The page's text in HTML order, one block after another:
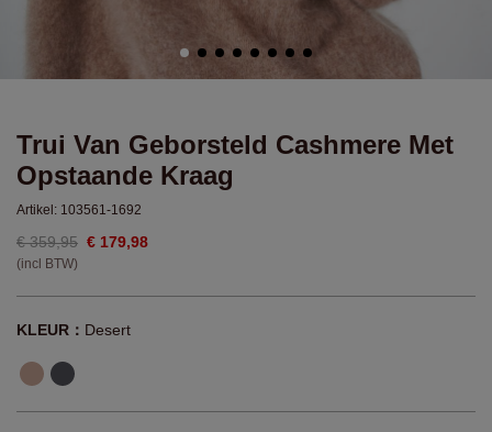
Trui Van Geborsteld Cashmere Met
Opstaande Kraag
Artikel: 103561-1692
€ 359,95 € 179,98
(incl BTW)
KLEUR： Desert